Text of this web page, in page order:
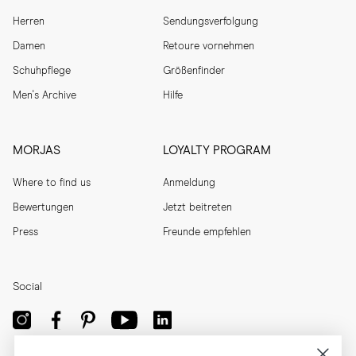
Herren
Damen
Schuhpflege
Men's Archive
Sendungsverfolgung
Retoure vornehmen
Größenfinder
Hilfe
MORJAS
Where to find us
Bewertungen
Press
LOYALTY PROGRAM
Anmeldung
Jetzt beitreten
Freunde empfehlen
Social